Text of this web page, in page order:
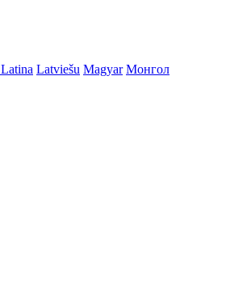
Latina Latviešu Magyar Монгол